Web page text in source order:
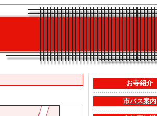
お寺紹介
市バス案内